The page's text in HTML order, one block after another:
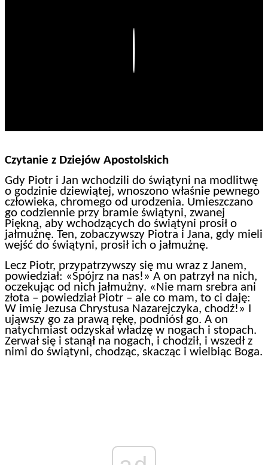
Czytanie z Dziejów Apostolskich
Gdy Piotr i Jan wchodzili do świątyni na modlitwę
o godzinie dziewiątej, wnoszono właśnie pewnego
człowieka, chromego od urodzenia. Umieszczano
go codziennie przy bramie świątyni, zwanej
Piękną, aby wchodzących do świątyni prosił o
jałmużnę. Ten, zobaczywszy Piotra i Jana, gdy mieli
wejść do świątyni, prosił ich o jałmużnę.
Lecz Piotr, przypatrzywszy się mu wraz z Janem,
powiedział: «Spójrz na nas!» A on patrzył na nich,
oczekując od nich jałmużny. «Nie mam srebra ani
złota – powiedział Piotr – ale co mam, to ci daję:
W imię Jezusa Chrystusa Nazarejczyka, chodź!» I
ująwszy go za prawą rękę, podniósł go. A on
natychmiast odzyskał władzę w nogach i stopach.
Zerwał się i stanął na nogach, i chodził, i wszedł z
nimi do świątyni, chodząc, skacząc i wielbiąc Boga.